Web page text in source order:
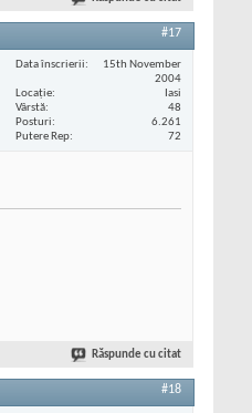
#17
Data înscrierii
15th November
2004
Locaţie
Iasi
Vârstă
48
Posturi
6.261
Putere Rep
72
Răspunde cu citat
#18